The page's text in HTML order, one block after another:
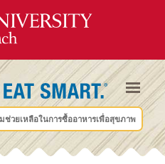
ช่วยเหลือในการซื้ออาหารเพื่อสุขภาพ